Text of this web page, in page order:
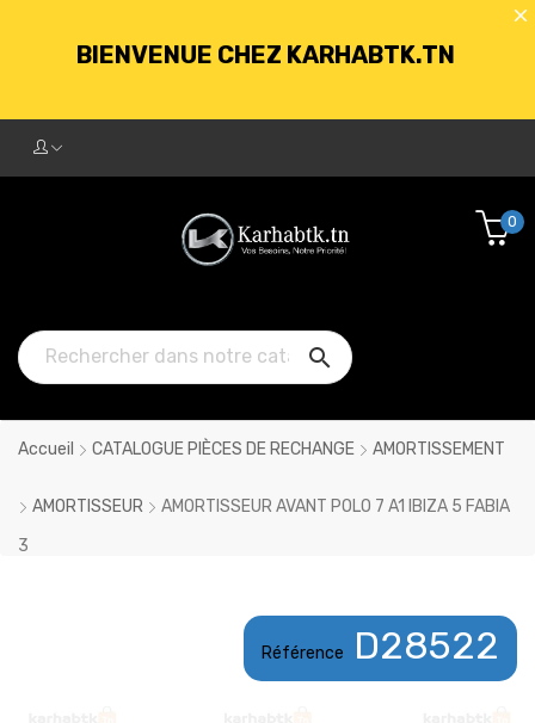
BIENVENUE CHEZ KARHABTK.TN
250DT D'ACHATS

0
Accueil CATALOGUE PIÈCES DE RECHANGE AMORTISSEMENT
AMORTISSEUR
AMORTISSEUR AVANT POLO 7 A1 IBIZA 5 FABIA
3
Référence D28522